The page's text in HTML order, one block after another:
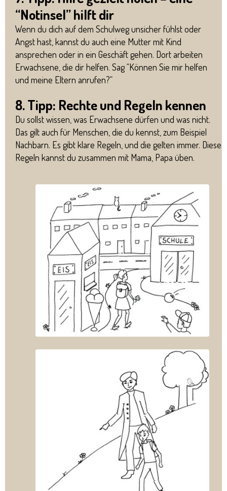
“Notinsel” hilft dir
Wenn du dich auf dem Schulweg unsicher fühlst oder
Angst hast, kannst du auch eine Mutter mit Kind
ansprechen oder in ein Geschäft gehen. Dort arbeiten
Erwachsene, die dir helfen. Sag “Können Sie mir helfen
und meine Eltern anrufen?“
8. Tipp: Rechte und Regeln kennen
Du sollst wissen, was Erwachsene dürfen und was nicht.
Das gilt auch für Menschen, die du kennst, zum Beispiel
Nachbarn. Es gibt klare Regeln, und die gelten immer. Diese
Regeln kannst du zusammen mit Mama, Papa üben.